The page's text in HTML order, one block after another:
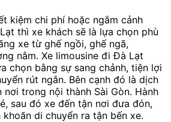
kiệm chi phí hoặc ngắm cảnh
thì xe khách sẽ là lựa chọn phù
xe từ ghế ngồi, ghế ngã,
nằm. Xe limousine đi Đà Lạt
chọn bằng sự sang chảnh, tiện lợi
rút ngắn. Bên cạnh đó là dịch
trong nội thành Sài Gòn. Hành
sau đó xe đến tận nơi đưa đón,
di chuyển ra tận bến xe.